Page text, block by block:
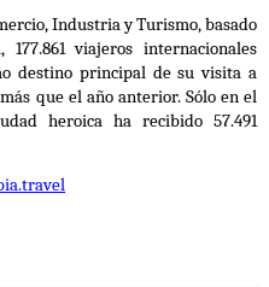
Industria y Turismo, basado
viajeros internacionales
destino principal de su visita a
que el año anterior. Sólo en el
heroica ha recibido 57.491